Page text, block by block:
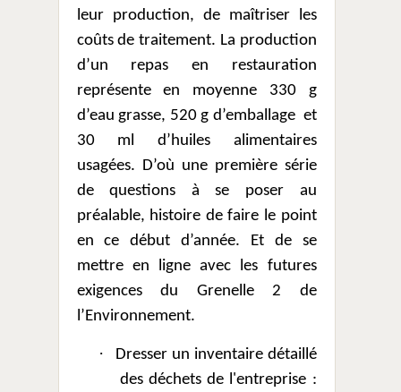
leur production, de maîtriser les
coûts de traitement. La production
d’un repas en restauration
représente en moyenne 330 g
d’eau grasse, 520 g d’emballage et
30 ml d’huiles alimentaires
usagées. D’où une première série
de questions à se poser au
préalable, histoire de faire le point
en ce début d’année. Et de se
mettre en ligne avec les futures
exigences du Grenelle 2 de
l’Environnement.
·
Dresser un inventaire détaillé
des déchets de l'entreprise :